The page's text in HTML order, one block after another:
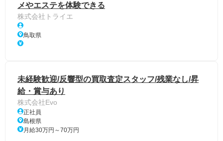
メやエステを体験できる
株式会社トライエ
鳥取県
未経験歓迎/反響型の買取査定スタッフ/残業なし/昇
給・賞与あり
株式会社Evo
正社員
島根県
月給30万円～70万円